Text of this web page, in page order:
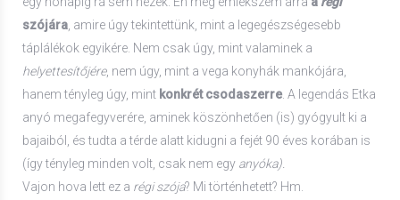
szójára , amire úgy tekintettünk, mint a legegészségesebb
táplálékok egyikére. Nem csak úgy, mint valaminek a
helyettesítőjére, nem úgy, mint a vega konyhák mankójára,
hanem tényleg úgy, mint konkrét csodaszerre . A legendás Etka
anyó megafegyverére, aminek köszönhetően (is) gyógyult ki a
bajaiból, és tudta a térde alatt kidugni a fejét 90 éves korában is
(így tényleg minden volt, csak nem egy anyóka).
Vajon hova lett ez a régi szója? Mi történhetett? Hm.